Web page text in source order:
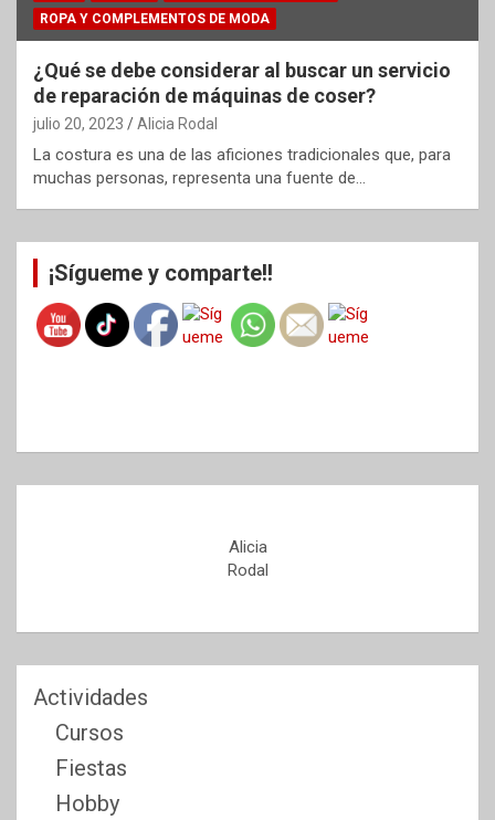
ROPA Y COMPLEMENTOS DE MODA
¿Qué se debe considerar al buscar un servicio
de reparación de máquinas de coser?
julio 20, 2023 Alicia Rodal
La costura es una de las aficiones tradicionales que, para
muchas personas, representa una fuente de…
¡Sígueme y comparte!!
Alicia
Rodal
Actividades
Cursos
Fiestas
Hobby